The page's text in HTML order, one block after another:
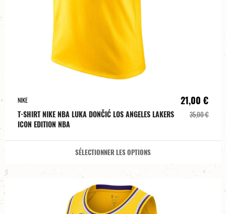
NIKE
T-SHIRT NIKE NBA LUKA DONČIĆ LOS ANGELES LAKERS
ICON EDITION NBA
21,00 €
35,00 €
SÉLECTIONNER LES OPTIONS